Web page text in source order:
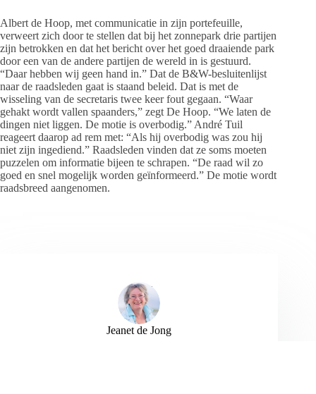
Albert de Hoop, met communicatie in zijn portefeuille,
verweert zich door te stellen dat bij het zonnepark drie partijen
zijn betrokken en dat het bericht over het goed draaiende park
door een van de andere partijen de wereld in is gestuurd.
“Daar hebben wij geen hand in.” Dat de B&W-besluitenlijst
naar de raadsleden gaat is staand beleid. Dat is met de
wisseling van de secretaris twee keer fout gegaan. “Waar
gehakt wordt vallen spaanders,” zegt De Hoop. “We laten de
dingen niet liggen. De motie is overbodig.” André Tuil
reageert daarop ad rem met: “Als hij overbodig was zou hij
niet zijn ingediend.” Raadsleden vinden dat ze soms moeten
puzzelen om informatie bijeen te schrapen. “De raad wil zo
goed en snel mogelijk worden geïnformeerd.” De motie wordt
raadsbreed aangenomen.
Jeanet de Jong